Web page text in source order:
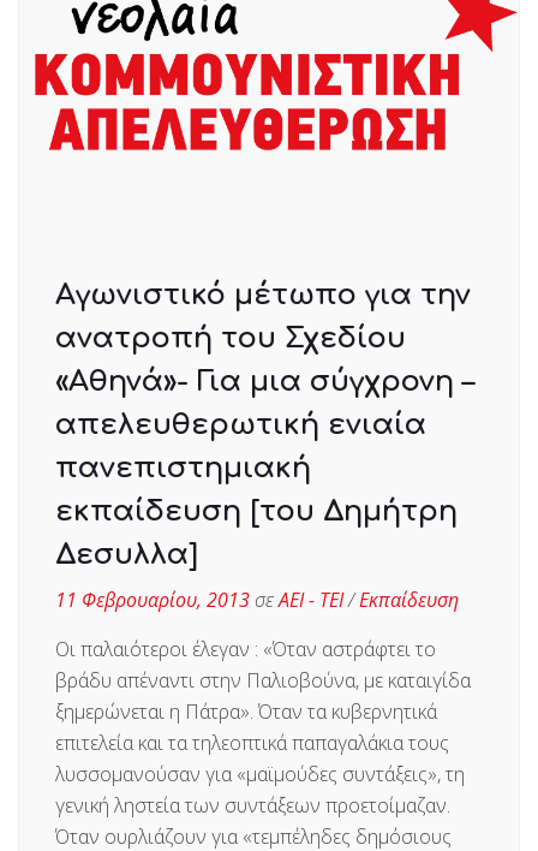
Aγωνιστικό μέτωπο για την
ανατροπή του Σχεδίου
«Αθηνά»- Για μια σύγχρονη –
απελευθερωτική ενιαία
πανεπιστημιακή
εκπαίδευση [του Δημήτρη
Δεσυλλα]
11 Φεβρουαρίου, 2013σεΑΕΙ - ΤΕΙ/Εκπαίδευση
Οι παλαιότεροι έλεγαν : «Όταν αστράφτει το
βράδυ απέναντι στην Παλιοβούνα, με καταιγίδα
ξημερώνεται η Πάτρα». Όταν τα κυβερνητικά
επιτελεία και τα τηλεοπτικά παπαγαλάκια τους
λυσσομανούσαν για «μαϊμούδες συντάξεις», τη
γενική ληστεία των συντάξεων προετοίμαζαν.
Όταν ουρλιάζουν για «τεμπέληδες δημόσιους